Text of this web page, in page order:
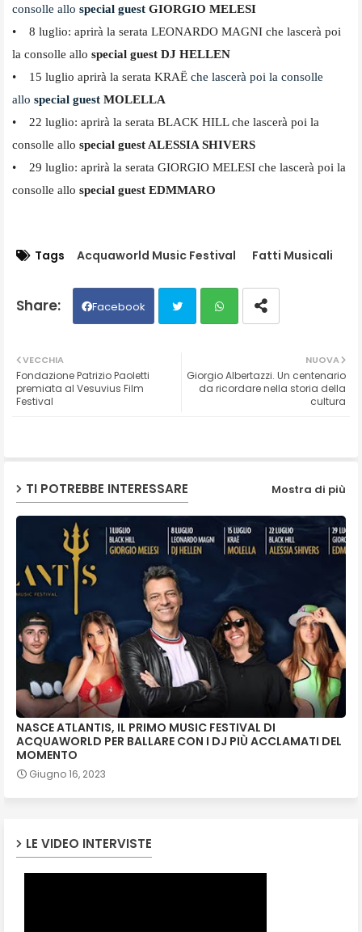
consolle allo special guest GIORGIO MELESI
• 8 luglio: aprirà la serata LEONARDO MAGNI che lascerà poi
la consolle allo special guest DJ HELLEN
• 15 luglio aprirà la serata KRAË che lascerà poi la consolle
allo special guest MOLELLA
• 22 luglio: aprirà la serata BLACK HILL che lascerà poi la
consolle allo special guest ALESSIA SHIVERS
• 29 luglio: aprirà la serata GIORGIO MELESI che lascerà poi la
consolle allo special guest EDMMARO
Tags Acquaworld Music Festival Fatti Musicali
Facebook
ats
NUOVA
Giorgio Albertazzi. Un centenario
da ricordare nella storia della
cultura
VECCHIA
Fondazione Patrizio Paoletti
premiata al Vesuvius Film
Festival
TI POTREBBE INTERESSARE Mostra di più
NASCE ATLANTIS, IL PRIMO MUSIC FESTIVAL DI
ACQUAWORLD PER BALLARE CON I DJ PIÙ ACCLAMATI DEL
MOMENTO
Giugno 16, 2023
LE VIDEO INTERVISTE